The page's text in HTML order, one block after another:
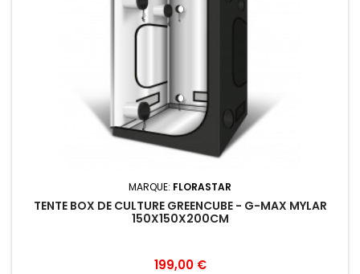
MARQUE: FLORASTAR
TENTE BOX DE CULTURE GREENCUBE - G-MAX MYLAR
150X150X200CM
199,00 €